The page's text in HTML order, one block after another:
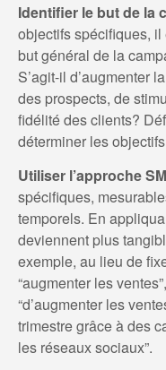
Identifier le but de la
objectifs spécifiques,
but général de la
S’agit-il d’augmenter
des prospects, de
fidélité des clients?
déterminer les
Utiliser l’approche
spécifiques,
temporels. En
deviennent plus
exemple, au lieu de
“augmenter les
“d’augmenter les
trimestre grâce à des
les réseaux sociaux”.